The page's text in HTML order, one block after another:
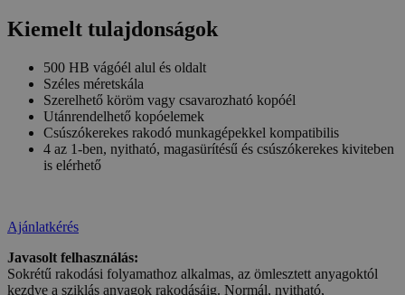
Kiemelt tulajdonságok
500 HB vágóél alul és oldalt
Széles méretskála
Szerelhető köröm vagy csavarozható kopóél
Utánrendelhető kopóelemek
Csúszókerekes rakodó munkagépekkel kompatibilis
4 az 1-ben, nyitható, magasürítésű és csúszókerekes kiviteben
is elérhető
Ajánlatkérés
Javasolt felhasználás:
Sokrétű rakodási folyamathoz alkalmas, az ömlesztett anyagoktól
kezdve a sziklás anyagok rakodásáig. Normál, nyitható,